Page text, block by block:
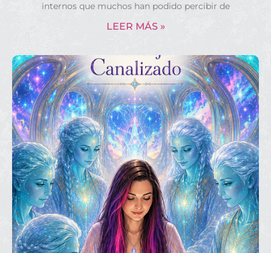
internos que muchos han podido percibir de
LEER MÁS »